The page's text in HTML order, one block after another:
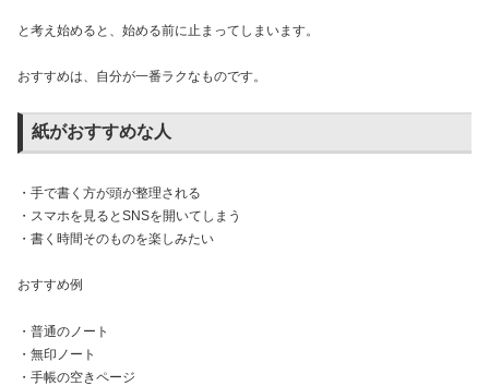
と考え始めると、始める前に止まってしまいます。
おすすめは、自分が一番ラクなものです。
紙がおすすめな人
・手で書く方が頭が整理される
・スマホを見るとSNSを開いてしまう
・書く時間そのものを楽しみたい
おすすめ例
・普通のノート
・無印ノート
・手帳の空きページ